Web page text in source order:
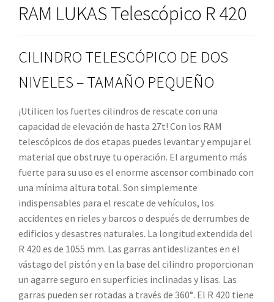
RAM LUKAS Telescópico R 420
CILINDRO TELESCÓPICO DE DOS
NIVELES – TAMAÑO PEQUEÑO
¡Utilicen los fuertes cilindros de rescate con una
capacidad de elevación de hasta 27t! Con los RAM
telescópicos de dos etapas puedes levantar y empujar el
material que obstruye tu operación. El argumento más
fuerte para su uso es el enorme ascensor combinado con
una mínima altura total. Son simplemente
indispensables para el rescate de vehículos, los
accidentes en rieles y barcos o después de derrumbes de
edificios y desastres naturales. La longitud extendida del
R 420 es de 1055 mm. Las garras antideslizantes en el
vástago del pistón y en la base del cilindro proporcionan
un agarre seguro en superficies inclinadas y lisas. Las
garras pueden ser rotadas a través de 360°. El R 420 tiene